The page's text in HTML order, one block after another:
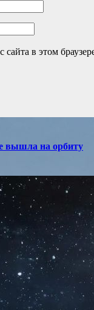
сайта в этом
вышла на орбиту